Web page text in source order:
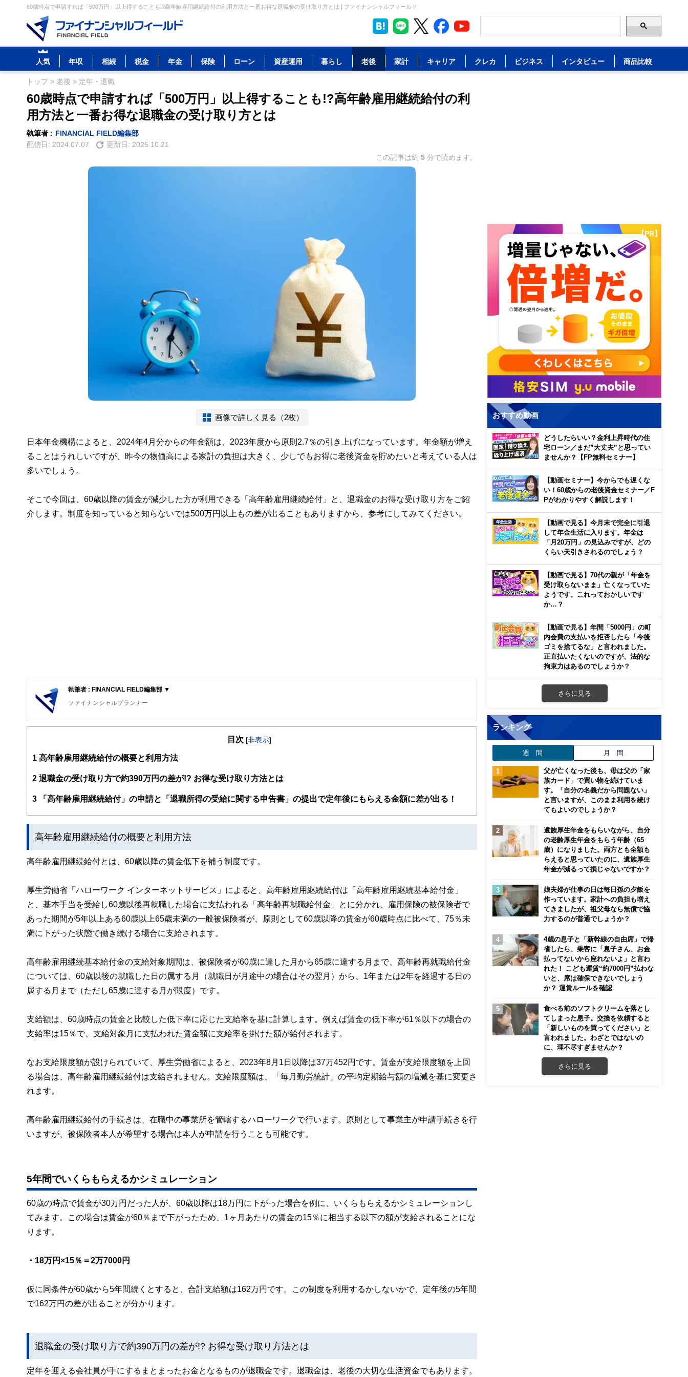
60歳時点で申請すれば「500万円」以上得することも!?高年齢雇用継続給付の利用方法と一番お得な退職金の受け取り方とは | ファイナンシャルフィールド
人気 年収 相続 税金 年金 保険 ローン 資産運用 暮らし 老後 家計 キャリア クレカ ビジネス インタビュー 商品比較
トップ> 老後 > 定年・退職
60歳時点で申請すれば「500万円」以上得することも!?高年齢雇用継続給付の利
用方法と一番お得な退職金の受け取り方とは
執筆者 : FINANCIAL FIELD編集部
配信日: 2024.07.07 更新日: 2025.10.21
この記事は約 5 分で読めます。
画像で詳しく見る（2枚）
日本年金機構によると、2024年4月分からの年金額は、2023年度から原則2.7％の引き上げになっています。年金額が増え
ることはうれしいですが、昨今の物価高による家計の負担は大きく、少しでもお得に老後資金を貯めたいと考えている人は
多いでしょう。
そこで今回は、60歳以降の賃金が減少した方が利用できる「高年齢雇用継続給付」と、退職金のお得な受け取り方をご紹
介します。制度を知っていると知らないでは500万円以上もの差が出ることもありますから、参考にしてみてください。
執筆者 : FINANCIAL FIELD編集部 ▼
ファイナンシャルプランナー
FinancialField編集部は、金融、経済に関する記事を、日々の暮らしにどのような影響を与えるかという視点で、お金の知識がない方でも理解でき
案から記事掲載まですべての工程に関わることで、読者目線のコンテンツを追求しています。
FinancialFieldの特徴は、ファイナンシャルプランナー、弁護士、税理士、宅地建物取引士、相続診断士、住宅ローンアドバイザー、DCプランナ
ー、公認会計士、社会保険労務士、行政書士、投資アナリスト、キャリアコンサルタントなど150名以上の有資格者を執筆者・監修者として迎
私たちは、快適でより良い生活のアイデアを提供するお金のコンシェルジュを目指します。
目次 [非表示]
1 高年齢雇用継続給付の概要と利用方法
2 退職金の受け取り方で約390万円の差が!? お得な受け取り方法とは
3 「高年齢雇用継続給付」の申請と「退職所得の受給に関する申告書」の提出で定年後にもらえる金額に差が出る！
高年齢雇用継続給付の概要と利用方法
高年齢雇用継続給付とは、60歳以降の賃金低下を補う制度です。
厚生労働省「ハローワーク インターネットサービス」によると、高年齢雇用継続給付は「高年齢雇用継続基本給付金」
と、基本手当を受給し60歳以後再就職した場合に支払われる「高年齢再就職給付金」とに分かれ、雇用保険の被保険者で
あった期間が5年以上ある60歳以上65歳未満の一般被保険者が、原則として60歳以降の賃金が60歳時点に比べて、75％未
満に下がった状態で働き続ける場合に支給されます。
高年齢雇用継続基本給付金の支給対象期間は、被保険者が60歳に達した月から65歳に達する月まで、高年齢再就職給付金
については、60歳以後の就職した日の属する月（就職日が月途中の場合はその翌月）から、1年または2年を経過する日の
属する月まで（ただし65歳に達する月が限度）です。
支給額は、60歳時点の賃金と比較した低下率に応じた支給率を基に計算します。例えば賃金の低下率が61％以下の場合の
支給率は15％で、支給対象月に支払われた賃金額に支給率を掛けた額が給付されます。
なお支給限度額が設けられていて、厚生労働省によると、2023年8月1日以降は37万452円です。賃金が支給限度額を上回
る場合は、高年齢雇用継続給付は支給されません。支給限度額は、「毎月勤労統計」の平均定期給与額の増減を基に変更さ
れます。
高年齢雇用継続給付の手続きは、在職中の事業所を管轄するハローワークで行います。原則として事業主が申請手続きを行
いますが、被保険者本人が希望する場合は本人が申請を行うことも可能です。
5年間でいくらもらえるかシミュレーション
60歳の時点で賃金が30万円だった人が、60歳以降は18万円に下がった場合を例に、いくらもらえるかシミュレーションし
てみます。この場合は賃金が60％まで下がったため、1ヶ月あたりの賃金の15％に相当する以下の額が支給されることにな
ります。
・18万円×15％＝2万7000円
仮に同条件が60歳から5年間続くとすると、合計支給額は162万円です。この制度を利用するかしないかで、定年後の5年間
で162万円の差が出ることが分かります。
退職金の受け取り方で約390万円の差が!? お得な受け取り方法とは
定年を迎える会社員が手にするまとまったお金となるものが退職金です。退職金は、老後の大切な生活資金でもあります。
【PR】
おすすめ動画
どうしたらいい？金利上昇時代の住
宅ローン／まだ”大丈夫”と思ってい
ませんか？【FP無料セミナー】
【動画セミナー】今からでも遅くな
い！60歳からの老後資金セミナー／F
Pがわかりやすく解説します！
【動画で見る】今月末で完全に引退
して年金生活に入ります。年金は
「月20万円」の見込みですが、どの
くらい天引きされるのでしょう？
【動画で見る】70代の親が「年金を
受け取らないまま」亡くなっていた
ようです。これっておかしいです
か…？
【動画で見る】年間「5000円」の町
内会費の支払いを拒否したら「今後
ゴミを捨てるな」と言われました。
正直払いたくないのですが、法的な
拘束力はあるのでしょうか？
さらに見る
ランキング
週 間 月 間
父が亡くなった後も、母は父の「家
族カード」で買い物を続けていま
す。「自分の名義だから問題ない」
と言いますが、このまま利用を続け
てもよいのでしょうか？
遺族厚生年金をもらいながら、自分
の老齢厚生年金をもらう年齢（65
歳）になりました。両方とも全額も
らえると思っていたのに、遺族厚生
年金が減るって損じゃないですか？
娘夫婦が仕事の日は毎日孫の夕飯を
作っています。家計への負担も増え
てきましたが、祖父母なら無償で協
力するのが普通でしょうか？
4歳の息子と「新幹線の自由席」で帰
省したら、乗客に「息子さん、お金
払ってないから座れないよ」と言わ
れた！ こども運賃“約7000円”払わな
いと、席は確保できないでしょう
か？ 運賃ルールを確認
食べる前のソフトクリームを落とし
てしまった息子。交換を依頼すると
「新しいものを買ってください」と
言われました。わざとではないの
に、理不尽すぎませんか？
さらに見る